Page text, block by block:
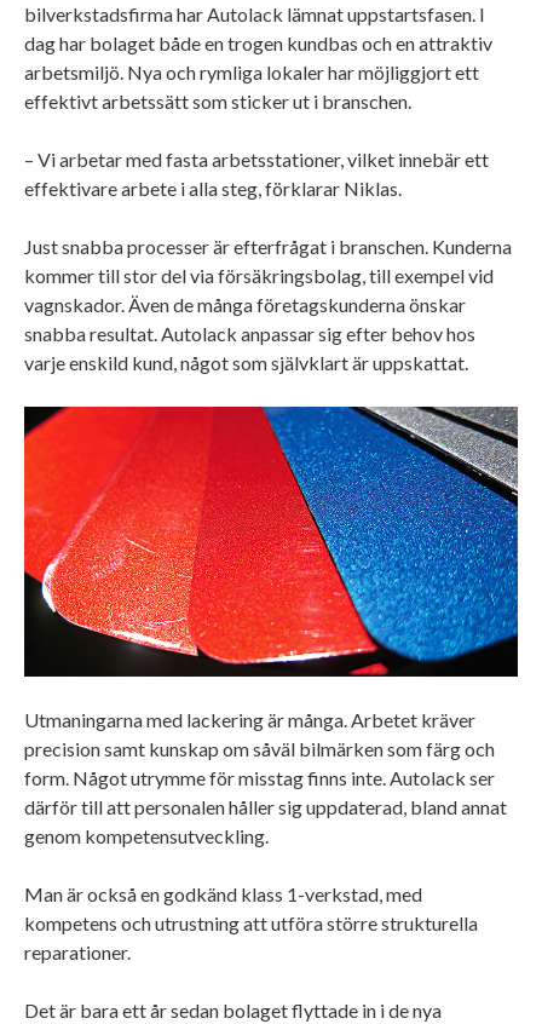
bilverkstadsfirma har Autolack lämnat uppstartsfasen. I
dag har bolaget både en trogen kundbas och en attraktiv
arbetsmiljö. Nya och rymliga lokaler har möjliggjort ett
effektivt arbetssätt som sticker ut i branschen.
– Vi arbetar med fasta arbetsstationer, vilket innebär ett
effektivare arbete i alla steg, förklarar Niklas.
Just snabba processer är efterfrågat i branschen. Kunderna
kommer till stor del via försäkringsbolag, till exempel vid
vagnskador. Även de många företagskunderna önskar
snabba resultat. Autolack anpassar sig efter behov hos
varje enskild kund, något som självklart är uppskattat.
Utmaningarna med lackering är många. Arbetet kräver
precision samt kunskap om såväl bilmärken som färg och
form. Något utrymme för misstag finns inte. Autolack ser
därför till att personalen håller sig uppdaterad, bland annat
genom kompetensutveckling.
Man är också en godkänd klass 1-verkstad, med
kompetens och utrustning att utföra större strukturella
reparationer.
Det är bara ett år sedan bolaget flyttade in i de nya